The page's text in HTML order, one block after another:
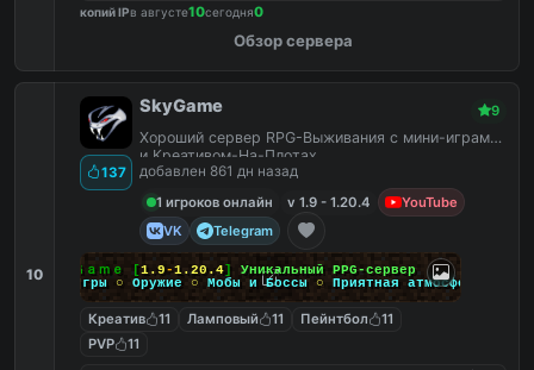
копий IPв августе10сегодня0
Обзор сервера
10
137
SkyGame 9
Хороший сервер RPG-Выживания с мини-играми
и Креативом-На-Плотах.
добавлен 861 дн назад
1 игроков онлайн
v 1.9 - 1.20.4
YouTube
VK
Telegram
Ｓｋｙ Ｇａｍｅ [1.9-1.20.4] Уникальный PPG-сервер
Мини-игры ○ Оружие ○ Мобы и Боссы ○ Приятная атмосфера
Креатив 11 Ламповый 11 Пейнтбол
11
PVP
11